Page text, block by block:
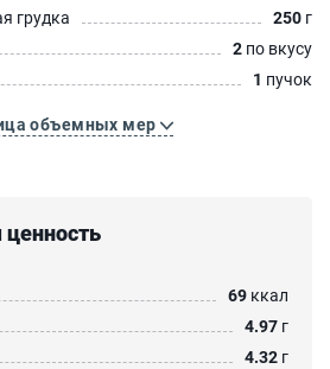
грудка
250 г
2 по вкусу
1 пучок
объемных мер
ценность
69 ккал
4.97 г
4.32 г